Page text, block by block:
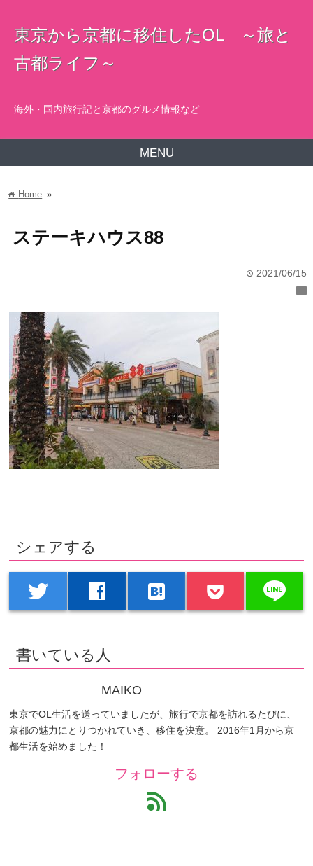
東京から京都に移住したOL ～旅と
古都ライフ～
海外・国内旅行記と京都のグルメ情報など
MENU
home Home »
ステーキハウス88
time 2021/06/15
folder
シェアする
twitter facebook hatenabookmark line
書いている人
MAIKO
東京でOL生活を送っていましたが、旅行で京都を訪れるたびに、
京都の魅力にとりつかれていき、移住を決意。 2016年1月から京
都生活を始めました！
フォローする
feed